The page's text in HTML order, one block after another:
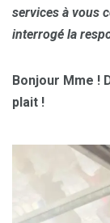
services à vous
interrogé la
Bonjour Mme !
plait !